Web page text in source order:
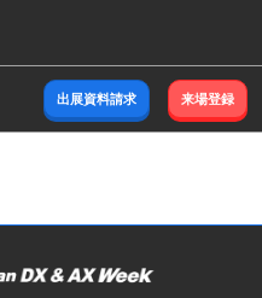
出展資料請求 来場登録